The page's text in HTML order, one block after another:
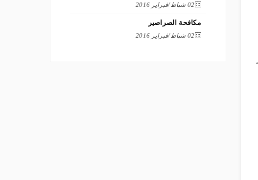
02 شباط/فبراير 2016
مكافحة الصراصير
02 شباط/فبراير 2016